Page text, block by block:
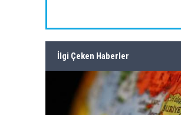
İlgi Çeken Haberler